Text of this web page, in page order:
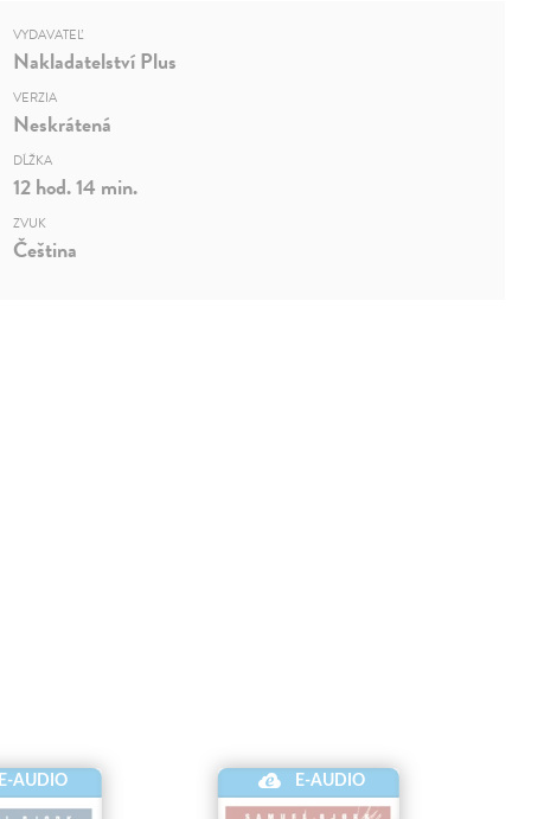
VYDAVATEĽ
Nakladatelství Plus
VERZIA
Neskrátená
DĹŽKA
12 hod. 14 min.
ZVUK
Čeština
E-AUDIO E-AUDIO